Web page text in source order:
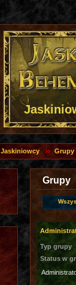
Jaskiniowcy Grupy
Grupy
Typ grupy
Status w